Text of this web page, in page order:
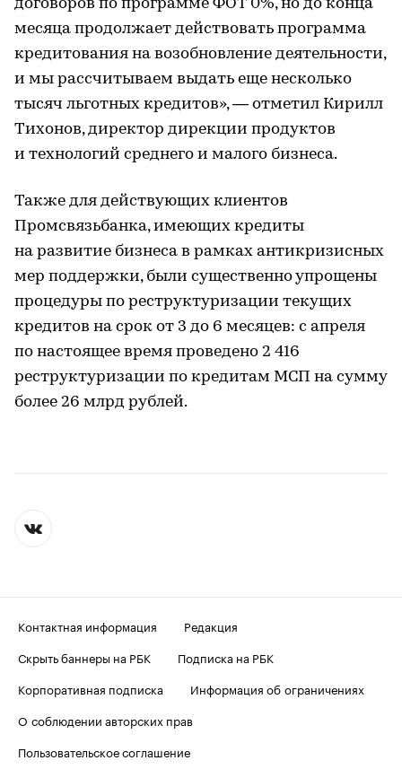
договоров по программе ФОТ 0%, но до конца
месяца продолжает действовать программа
кредитования на возобновление деятельности,
и мы рассчитываем выдать еще несколько
тысяч льготных кредитов», — отметил Кирилл
Тихонов, директор дирекции продуктов
и технологий среднего и малого бизнеса.
Также для действующих клиентов
Промсвязьбанка, имеющих кредиты
на развитие бизнеса в рамках антикризисных
мер поддержки, были существенно упрощены
процедуры по реструктуризации текущих
кредитов на срок от 3 до 6 месяцев: с апреля
по настоящее время проведено 2 416
реструктуризации по кредитам МСП на сумму
более 26 млрд рублей.
Контактная информация
Редакция
Скрыть баннеры на РБК
Подписка на РБК
Корпоративная подписка
Информация об ограничениях
О соблюдении авторских прав
Пользовательское соглашение